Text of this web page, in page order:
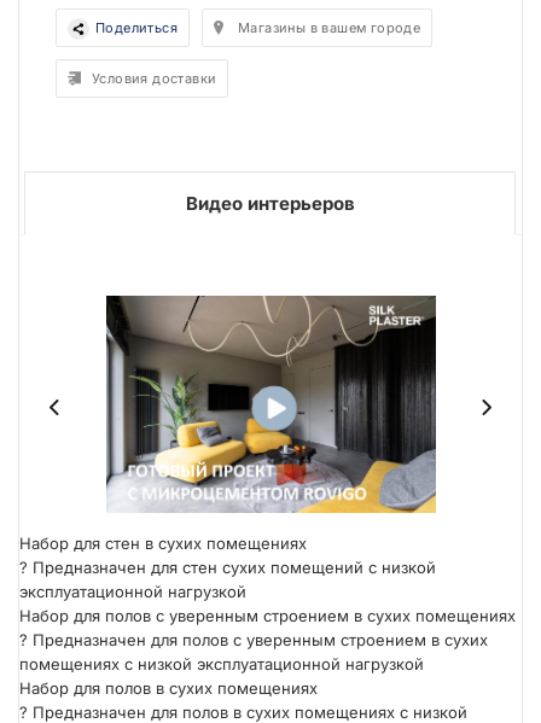
Поделиться Магазины в вашем городе
Условия доставки
Видео интерьеров
Набор для стен в сухих помещениях
? Предназначен для стен сухих помещений с низкой
эксплуатационной нагрузкой
Набор для полов с уверенным строением в сухих помещениях
? Предназначен для полов с уверенным строением в сухих
помещениях с низкой эксплуатационной нагрузкой
Набор для полов в сухих помещениях
? Предназначен для полов в сухих помещениях с низкой